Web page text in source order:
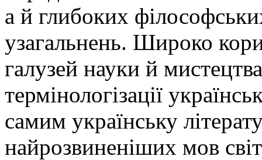
а й глибоких
узагальнень. Широко
галузей науки й
термінологізації
самим українську
найрозвиненіших мов